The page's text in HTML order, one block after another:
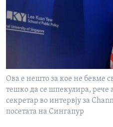
Јазици
Ова е нешто за кое не бевме
тешко да се шпекулира,
секретар во интервју за
посетата на Сингапур